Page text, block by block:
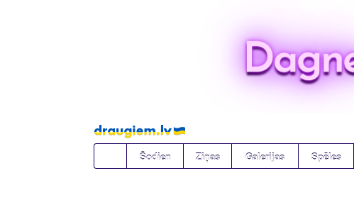
Pāriet
uz
saturu
Šodien Ziņas Galerijas Spēles